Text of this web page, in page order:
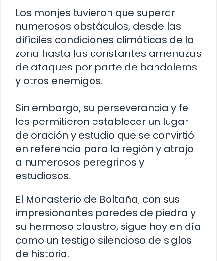
Los monjes tuvieron que superar
numerosos obstáculos, desde las
difíciles condiciones climáticas de la
zona hasta las constantes amenazas
de ataques por parte de bandoleros
y otros enemigos.
Sin embargo, su perseverancia y fe
les permitieron establecer un lugar
de oración y estudio que se convirtió
en referencia para la región y atrajo
a numerosos peregrinos y
estudiosos.
El Monasterio de Boltaña, con sus
impresionantes paredes de piedra y
su hermoso claustro, sigue hoy en día
como un testigo silencioso de siglos
de historia.